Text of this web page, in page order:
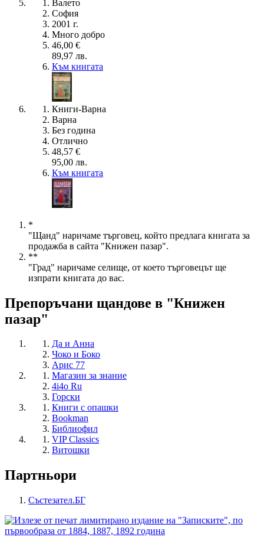
Валето
София
2001 г.
Много добро
46,00 €
89,97 лв.
Към книгата
Книги-Варна
Варна
Без година
Отлично
48,57 €
95,00 лв.
Към книгата
*
"Щанд" наричаме търговец, който предлага книгата за
продажба в сайта "Книжен пазар".
**
"Град" наричаме селище, от което търговецът ще
изпрати книгата до вас.
Препоръчани щандове в "Книжен
пазар"
Да и Анна
Чоко и Боко
Арис 77
Магазин за знание
4i4o Ru
Горски
Книги с опашки
Bookman
Библиофил
VIP Classics
Витошки
Партньори
Състезател.БГ